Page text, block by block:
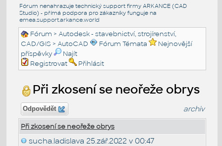
Fórum nenahrazuje technický support firmy ARKANCE (CAD
Studio) - přímá podpora pro zákazníky funguje na
emea.support.arkance.world
Fórum >Autodesk - stavebnictví, strojírenství,
CAD/GIS >AutoCAD Fórum Témata
Nejnovější
příspěvky
Najít
Registrovat
Přihlásit
Při zkosení se neořeže obrys
Odpovědět archiv
Při zkosení se neořeže obrys
sucha.ladislava 25.zář.2022 v 00:47